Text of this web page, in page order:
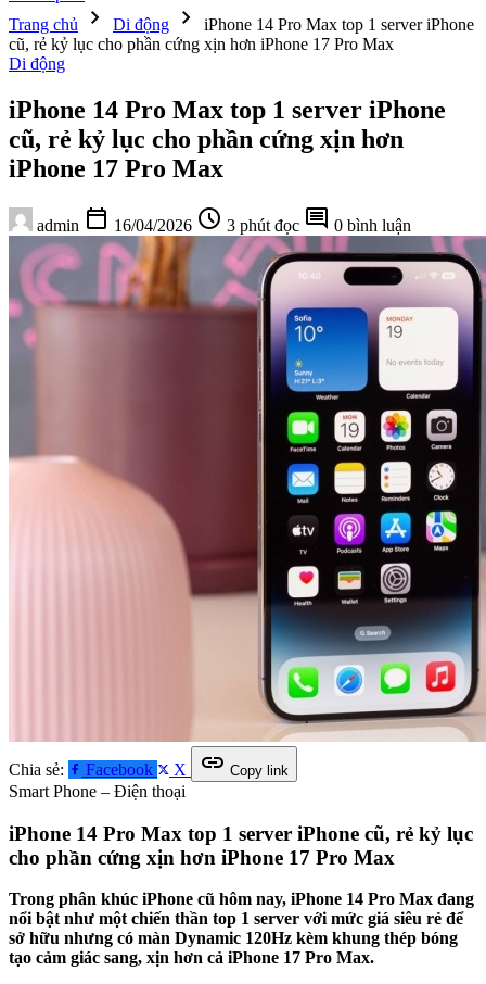
Trang chủ chevron_right Di động chevron_right
iPhone 14 Pro Max top 1 server iPhone
cũ, rẻ kỷ lục cho phần cứng xịn hơn iPhone 17 Pro Max
Di động
iPhone 14 Pro Max top 1 server iPhone
cũ, rẻ kỷ lục cho phần cứng xịn hơn
iPhone 17 Pro Max
admin calendar_today 16/04/2026 schedule 3 phút đọc comment 0 bình luận
Chia sẻ: Facebook X link Copy link
Smart Phone – Điện thoại
iPhone 14 Pro Max top 1 server iPhone cũ, rẻ kỷ lục
cho phần cứng xịn hơn iPhone 17 Pro Max
Trong phân khúc iPhone cũ hôm nay, iPhone 14 Pro Max đang
nổi bật như một chiến thần top 1 server với mức giá siêu rẻ để
sở hữu nhưng có màn Dynamic 120Hz kèm khung thép bóng
tạo cảm giác sang, xịn hơn cả iPhone 17 Pro Max.